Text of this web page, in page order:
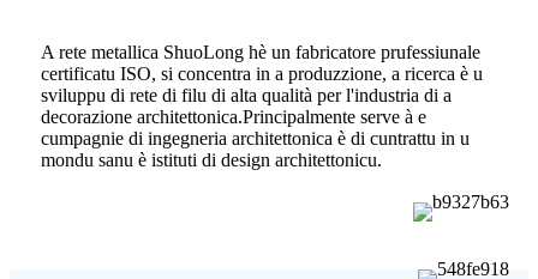
A rete metallica ShuoLong hè un fabricatore prufessiunale
certificatu ISO, si concentra in a produzzione, a ricerca è u
sviluppu di rete di filu di alta qualità per l'industria di a
decorazione architettonica.Principalmente serve à e
cumpagnie di ingegneria architettonica è di cuntrattu in u
mondu sanu è istituti di design architettonicu.